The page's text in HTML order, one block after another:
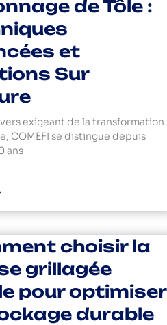
de Tôle :
et
Sur
exigeant de la transformation
COMEFI se distingue depuis
ans
choisir la
grillagée
pour optimiser
durable